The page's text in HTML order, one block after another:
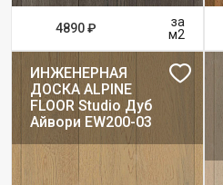
4890 ₽
за
м2
ИНЖЕНЕРНАЯ
ДОСКА ALPINE
FLOOR Studio Дуб
Айвори EW200-03